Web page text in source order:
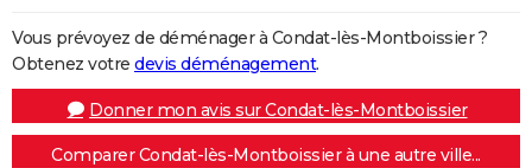
Vous prévoyez de déménager à Condat-lès-Montboissier ?
Obtenez votre devis déménagement.
Donner mon avis sur Condat-lès-Montboissier
Comparer Condat-lès-Montboissier à une autre ville...